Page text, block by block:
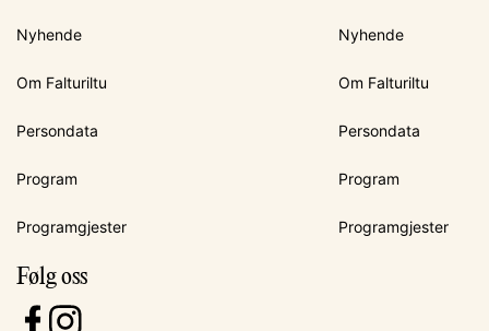
Nyhende
Om Falturiltu
Persondata
Program
Programgjester
Nyhende
Om Falturiltu
Persondata
Program
Programgjester
Følg oss